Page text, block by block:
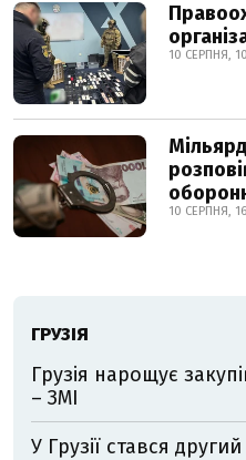
10 СЕРПНЯ,
10 СЕРПНЯ,
ГРУЗІЯ
Грузія нарощує
– ЗМІ
У Грузії стався